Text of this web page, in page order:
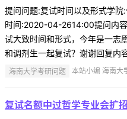
提问问题:复试时间以及形式学
时间:2020-04-2614:00提问内
试大致时间和形式，今年是一志
和调剂生一起复试？谢谢回复内
海南大学考研问题 本站小编 海南
复试名额中过哲学专业会扩